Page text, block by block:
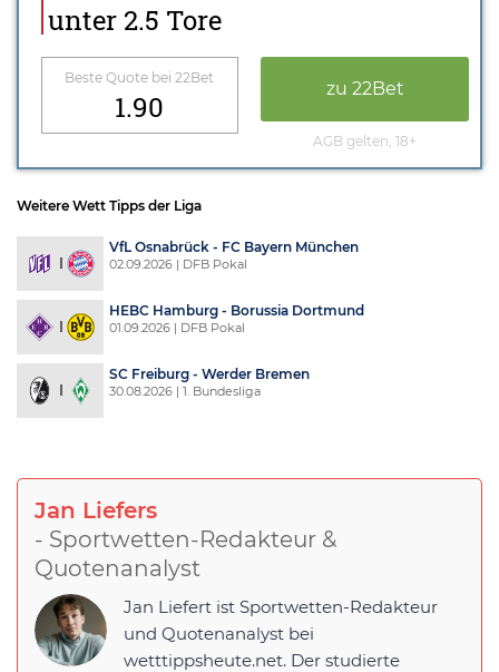
unter 2.5 Tore
Beste Quote bei 22Bet
1.90
zu 22Bet
AGB gelten, 18+
Weitere Wett Tipps der Liga
VfL Osnabrück - FC Bayern München
02.09.2026 | DFB Pokal
HEBC Hamburg - Borussia Dortmund
01.09.2026 | DFB Pokal
SC Freiburg - Werder Bremen
30.08.2026 | 1. Bundesliga
Jan Liefers
- Sportwetten-Redakteur &
Quotenanalyst
Jan Liefert ist Sportwetten-Redakteur
und Quotenanalyst bei
wetttippsheute.net. Der studierte